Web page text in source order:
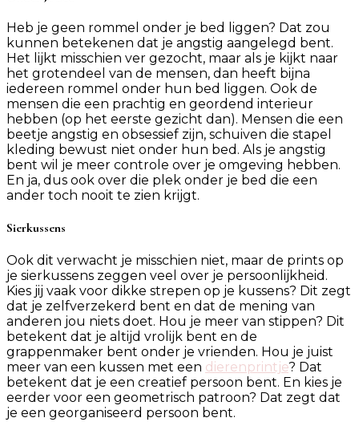
Heb je geen rommel onder je bed liggen? Dat zou
kunnen betekenen dat je angstig aangelegd bent.
Het lijkt misschien ver gezocht, maar als je kijkt naar
het grotendeel van de mensen, dan heeft bijna
iedereen rommel onder hun bed liggen. Ook de
mensen die een prachtig en geordend interieur
hebben (op het eerste gezicht dan). Mensen die een
beetje angstig en obsessief zijn, schuiven die stapel
kleding bewust niet onder hun bed. Als je angstig
bent wil je meer controle over je omgeving hebben.
En ja, dus ook over die plek onder je bed die een
ander toch nooit te zien krijgt.
Sierkussens
Ook dit verwacht je misschien niet, maar de prints op
je sierkussens zeggen veel over je persoonlijkheid.
Kies jij vaak voor dikke strepen op je kussens? Dit zegt
dat je zelfverzekerd bent en dat de mening van
anderen jou niets doet. Hou je meer van stippen? Dit
betekent dat je altijd vrolijk bent en de
grappenmaker bent onder je vrienden. Hou je juist
meer van een kussen met een dierenprintje? Dat
betekent dat je een creatief persoon bent. En kies je
eerder voor een geometrisch patroon? Dat zegt dat
je een georganiseerd persoon bent.